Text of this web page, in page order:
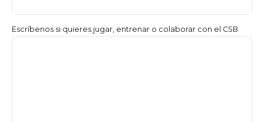
Escríbenos si quieres jugar, entrenar o colaborar con el CSB